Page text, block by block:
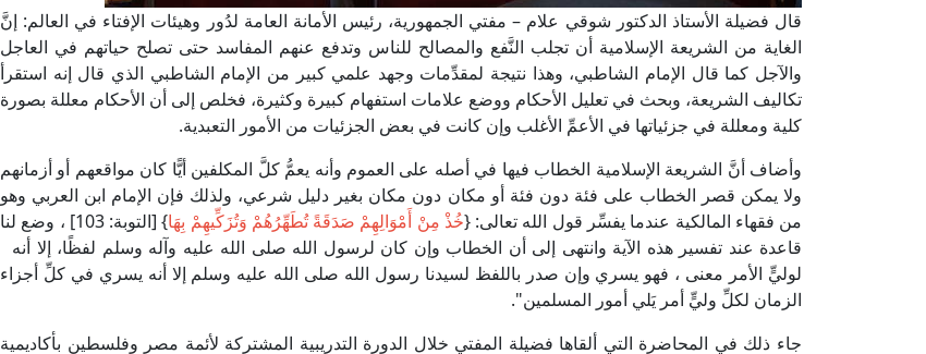
قال فضيلة الأستاذ الدكتور شوقي علام – مفتي الجمهورية، رئيس الأمانة العامة لدُور وهيئات الإفتاء في العالم: إنَّ
الغاية من الشريعة الإسلامية أن تجلب النَّفع والمصالح للناس وتدفع عنهم المفاسد حتى تصلح حياتهم في العاجل
والآجل كما قال الإمام الشاطبي، وهذا نتيجة لمقدِّمات وجهد علمي كبير من الإمام الشاطبي الذي قال إنه استقرأ
تكاليف الشريعة، وبحث في تعليل الأحكام ووضع علامات استفهام كبيرة وكثيرة، فخلص إلى أن الأحكام معللة بصورة
كلية ومعللة في جزئياتها في الأعمِّ الأغلب وإن كانت في بعض الجزئيات من الأمور التعبدية.
وأضاف أنَّ الشريعة الإسلامية الخطاب فيها في أصله على العموم وأنه يعمُّ كلَّ المكلفين أيًّا كان مواقعهم أو أزمانهم
ولا يمكن قصر الخطاب على فئة دون فئة أو مكان دون مكان بغير دليل شرعي، ولذلك فإن الإمام ابن العربي وهو
من فقهاء المالكية عندما يفسِّر قول الله تعالى: {خُذْ مِنْ أَمْوَالِهِمْ صَدَقَةً تُطَهِّرُهُمْ وَتُزَكِّيهِمْ بِهَا
} [التوبة: 103] ، وضع لنا
قاعدة عند تفسير هذه الآية وانتهى إلى أن الخطاب وإن كان لرسول الله صلى الله عليه وآله وسلم لفظًا، إلا أنه
لوليٍّ الأمر معنى ، فهو يسري وإن صدر باللفظ لسيدنا رسول الله صلى الله عليه وسلم إلا أنه يسري في كلِّ أجزاء
الزمان لكلِّ وليٍّ أمر يَلي أمور المسلمين".
جاء ذلك في المحاضرة التي ألقاها فضيلة المفتي خلال الدورة التدريبية المشتركة لأئمة مصر وفلسطين بأكاديمية